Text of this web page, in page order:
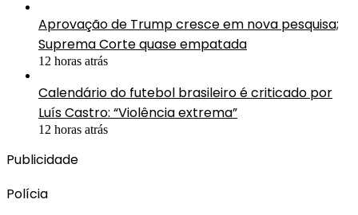
Aprovação de Trump cresce em nova pesquisa;
Suprema Corte quase empatada
12 horas atrás
Calendário do futebol brasileiro é criticado por
Luís Castro: “Violência extrema”
12 horas atrás
Publicidade
Polícia